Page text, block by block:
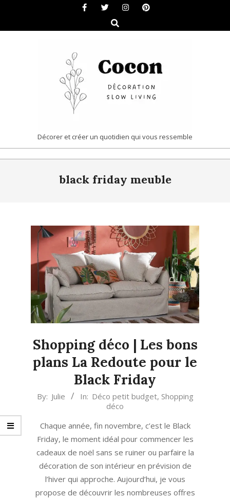
content
Search
COCON
|
DÉCORATION
LIVING
Décorer et créer un quotidien qui vous ressemble
black friday meuble
Shopping déco | Les bons
plans La Redoute pour le
Black Friday
2023-
By: Julie In: Déco petit budget, Shopping
déco
Chaque année, fin novembre, c’est le Black
Friday, le moment idéal pour commencer les
cadeaux de noël sans se ruiner ou parfaire la
décoration de son intérieur en prévision de
l’hiver qui approche. Aujourd’hui, je vous
propose de découvrir les nombreuses offres